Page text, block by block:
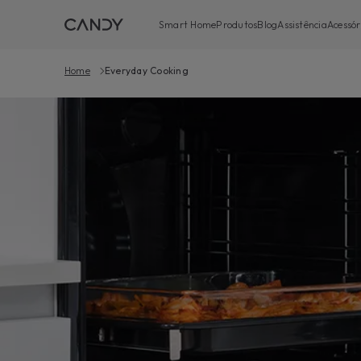
Smart HomeProdutosBlogAssistência
Home Everyday Cooking